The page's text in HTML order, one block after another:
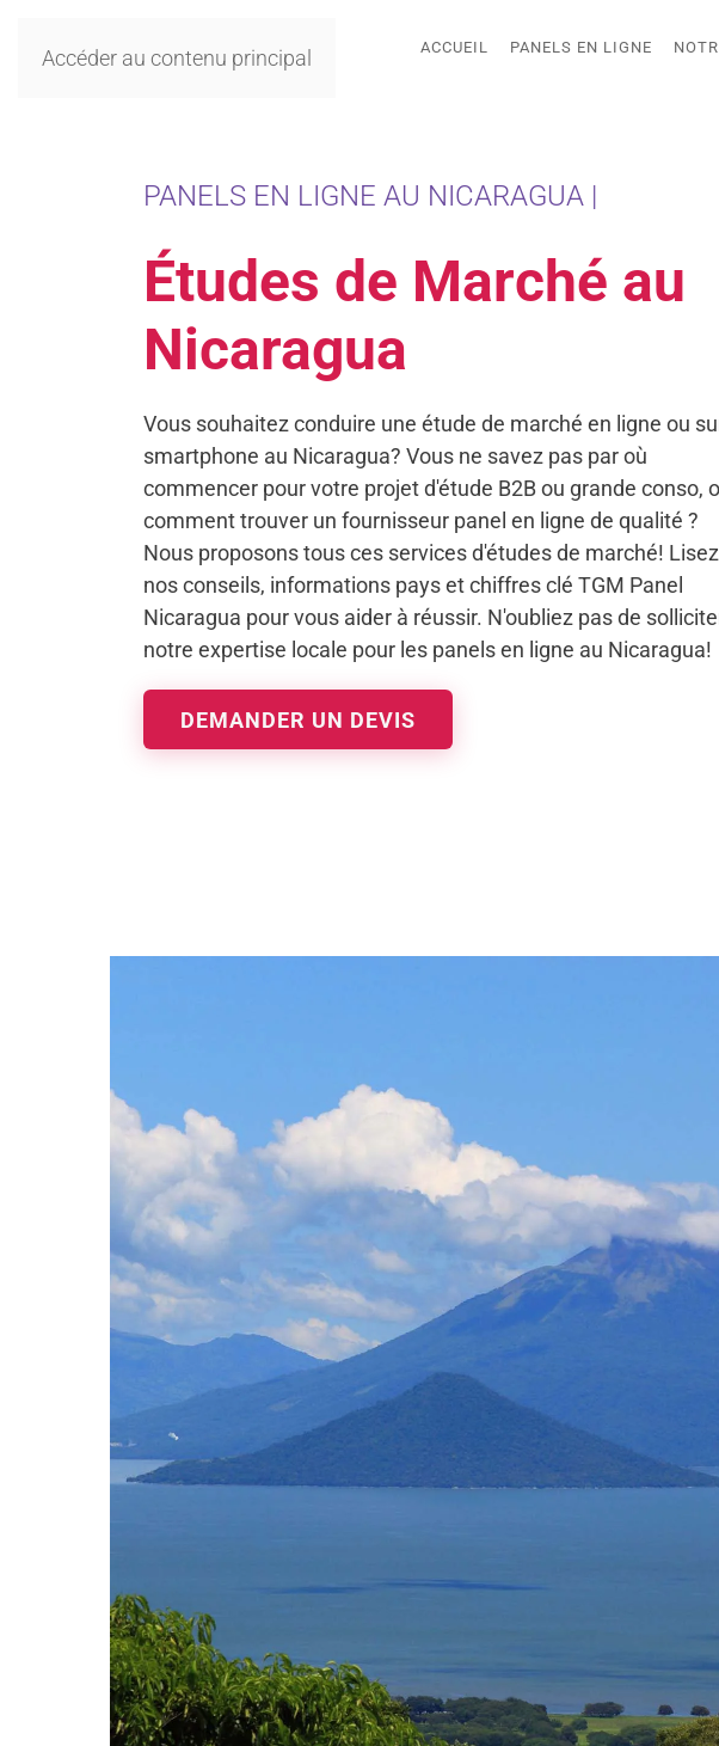
Accéder au contenu principal ACCUEIL PANELS EN LIGNE
PANELS EN LIGNE AU NICARAGUA |
Études de Marché au
Nicaragua
Vous souhaitez conduire une étude de marché en ligne ou
smartphone au Nicaragua? Vous ne savez pas par où
commencer pour votre projet d'étude B2B ou grande conso,
comment trouver un fournisseur panel en ligne de qualité ?
Nous proposons tous ces services d'études de marché! Lisez
nos conseils, informations pays et chiffres clé TGM Panel
Nicaragua pour vous aider à réussir. N'oubliez pas de
notre expertise locale pour les panels en ligne au Nicaragua!
DEMANDER UN DEVIS